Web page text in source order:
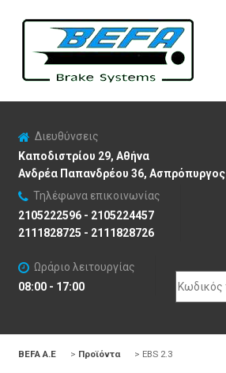
Διευθύνσεις
Καποδιστρίου 29, Αθήνα
Ανδρέα Παπανδρέου 36, Ασπρόπυργος
Τηλέφωνα επικοινωνίας
2105222596 - 2105224457
2111828725 - 2111828726
Ωράριο λειτουργίας
08:00 - 17:00
Search
for:
BEFA Α.Ε > Προϊόντα > EBS 2.3